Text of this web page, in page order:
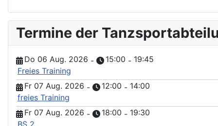
Termine der
Do 06 Aug. 2026 - 15:00 - 19:45
Freies Training
Fr 07 Aug. 2026 - 12:00 - 14:00
freies Training
Fr 07 Aug. 2026 - 18:00 - 19:30
BS 2